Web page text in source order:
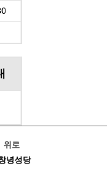
위로
녕성당